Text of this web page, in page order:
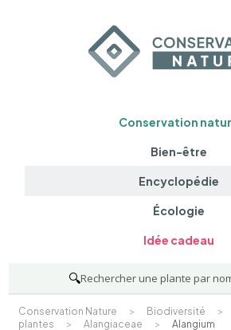
Conservation
Bien-être
Encyclopédie
Écologie
Idée cadeau
🔍Rechercher une plante par
Conservation Nature > Biodiversité >
plantes
> Alangiaceae > Alangium